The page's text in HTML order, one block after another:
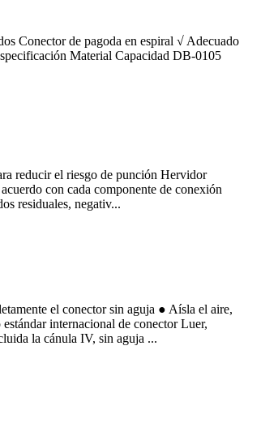
Conector de pagoda en espiral √ Adecuado
Material Capacidad DB-0105
reducir el riesgo de punción Hervidor
con cada componente de conexión
residuales, negativ...
el conector sin aguja ● Aísla el aire,
internacional de conector Luer,
la cánula IV, sin aguja ...